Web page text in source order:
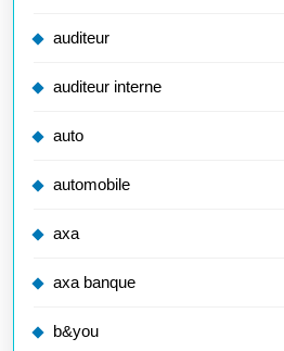
auditeur
auditeur interne
auto
automobile
axa
axa banque
b&you